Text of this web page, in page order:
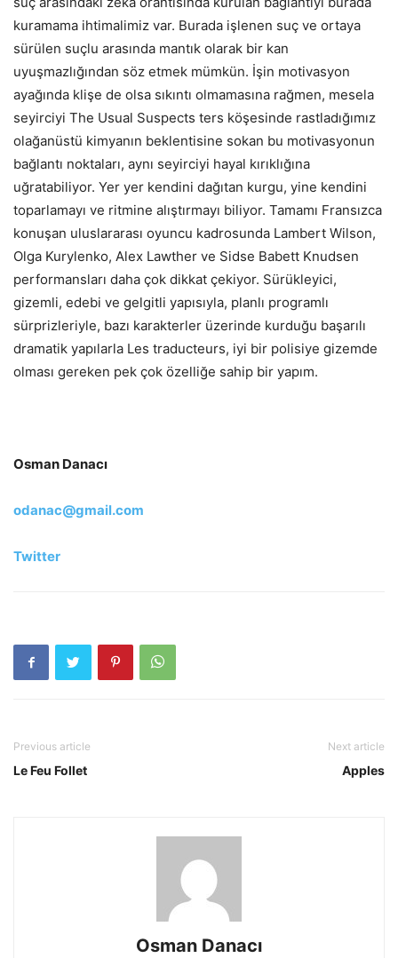
kuramama ihtimalimiz var. Burada işlenen suç ve ortaya
sürülen suçlu arasında mantık olarak bir kan
uyuşmazlığından söz etmek mümkün. İşin motivasyon
ayağında klişe de olsa sıkıntı olmamasına rağmen, mesela
seyirciyi The Usual Suspects ters köşesinde rastladığımız
olağanüstü kimyanın beklentisine sokan bu motivasyonun
bağlantı noktaları, aynı seyirciyi hayal kırıklığına
uğratabiliyor. Yer yer kendini dağıtan kurgu, yine kendini
toparlamayı ve ritmine alıştırmayı biliyor. Tamamı Fransızca
konuşan uluslararası oyuncu kadrosunda Lambert Wilson,
Olga Kurylenko, Alex Lawther ve Sidse Babett Knudsen
performansları daha çok dikkat çekiyor. Sürükleyici,
gizemli, edebi ve gelgitli yapısıyla, planlı programlı
sürprizleriyle, bazı karakterler üzerinde kurduğu başarılı
dramatik yapılarla Les traducteurs, iyi bir polisiye gizemde
olması gereken pek çok özelliğe sahip bir yapım.
Osman Danacı
odanac@gmail.com
Twitter
Previous article
Le Feu Follet
Next article
Apples
Osman Danacı